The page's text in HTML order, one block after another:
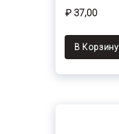
₽ 37,00
В Корзину